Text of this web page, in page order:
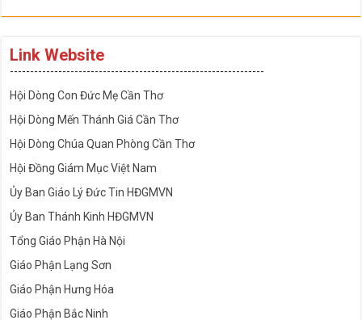
Link Website
---------------------------------------------------------------
Hội Dòng Con Đức Mẹ Cần Thơ
Hội Dòng Mến Thánh Giá Cần Thơ
Hội Dòng Chúa Quan Phòng Cần Thơ
Hội Đồng Giám Mục Việt Nam
Ủy Ban Giáo Lý Đức Tin HĐGMVN
Ủy Ban Thánh Kinh HĐGMVN
Tổng Giáo Phận Hà Nội
Giáo Phận Lạng Sơn
Giáo Phận Hưng Hóa
Giáo Phận Bắc Ninh